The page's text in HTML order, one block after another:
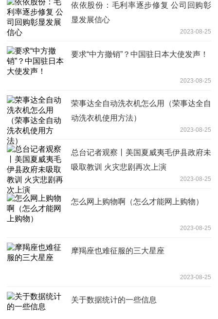
依依股份：毛利率逐步修复 公司回购彰
显发展信心
2023-08-25
要求“中方撤销”？中国驻日本大使发声！
2023-08-25
荣事达全自动洗衣机怎么用（荣事达全自
动洗衣机使用方法）
2023-08-25
总台记者观察丨美国夏威夷毛伊县政府未
吸取教训 火灾悲剧再次上演
2023-08-25
怎么网上购物啊（怎么才能网上购物）
2023-08-25
摩羯座也难征服的三大星座
2023-08-25
关于数据统计的一些信息